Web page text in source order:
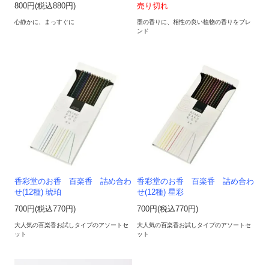
800円(税込880円)
心静かに、まっすぐに
売り切れ
墨の香りに、相性の良い植物の香りをブレ
ンド
香彩堂のお香 百楽香 詰め合わ
せ(12種) 琥珀
700円(税込770円)
大人気の百楽香お試しタイプのアソートセ
ット
香彩堂のお香 百楽香 詰め合わ
せ(12種) 星彩
700円(税込770円)
大人気の百楽香お試しタイプのアソートセ
ット